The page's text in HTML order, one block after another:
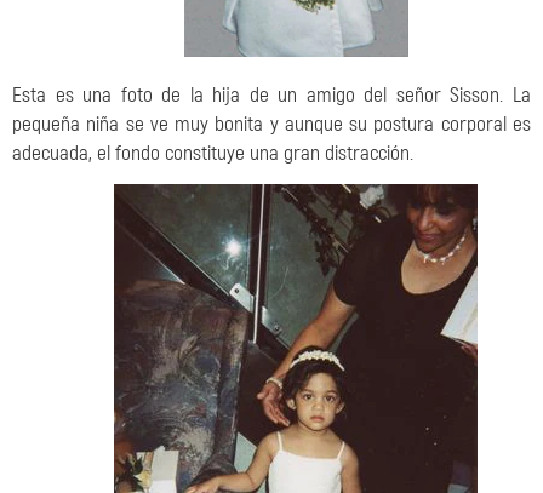
Esta es una foto de la hija de un amigo del señor Sisson. La
pequeña niña se ve muy bonita y aunque su postura corporal es
adecuada, el fondo constituye una gran distracción.